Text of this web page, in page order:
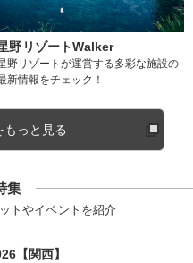
野リゾートWalker
野リゾートが運営する多彩な施設の
新情報をチェック！
もっと見る
集
トやイベントを紹介
【関西】